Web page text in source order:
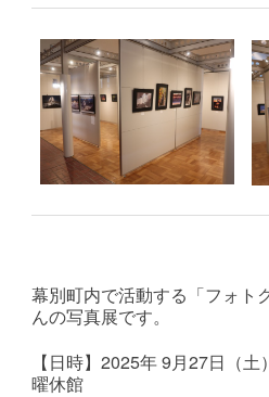
幕別町内で活動する「フォト
んの写真展です。
【日時】2025年 9月27日（土
曜休館